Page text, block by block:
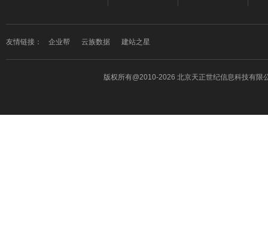
友情链接： 企业帮 云族数据 建站之星
版权所有@2010-2026 北京天正世纪信息科技有限